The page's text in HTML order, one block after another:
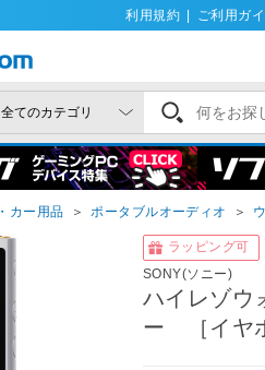
利用規約 ご利用ガ
カー用品 ＞ ポータブルオーディオ ＞
ラッピング可
SONY(ソニー)
ハイレゾ
ー ［イヤ